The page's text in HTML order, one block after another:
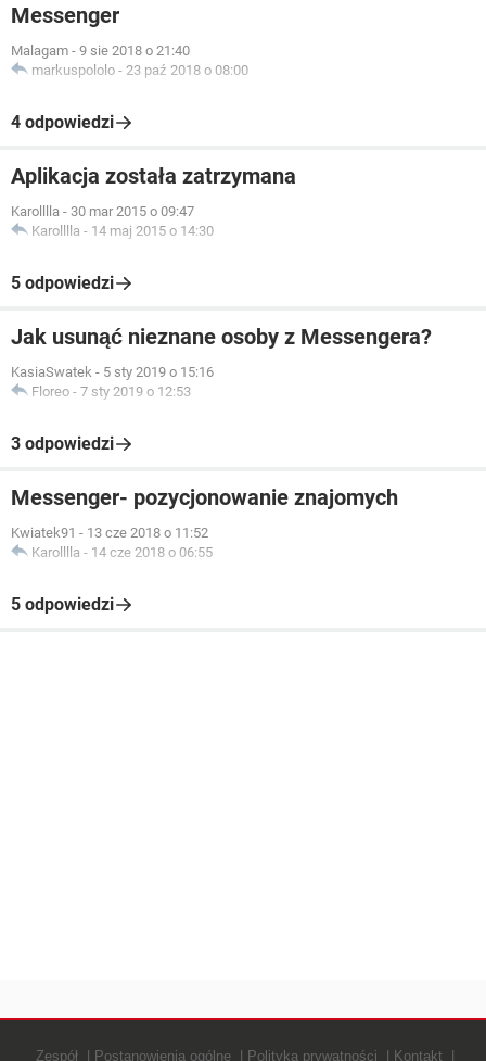
Messenger
Malagam - 9 sie 2018 o 21:40
markuspololo - 23 paź 2018 o 08:00
4 odpowiedzi
Aplikacja została zatrzymana
Karolllla - 30 mar 2015 o 09:47
Karolllla - 14 maj 2015 o 14:30
5 odpowiedzi
Jak usunąć nieznane osoby z Messengera?
KasiaSwatek - 5 sty 2019 o 15:16
Floreo - 7 sty 2019 o 12:53
3 odpowiedzi
Messenger- pozycjonowanie znajomych
Kwiatek91 - 13 cze 2018 o 11:52
Karolllla - 14 cze 2018 o 06:55
5 odpowiedzi
Zespół Postanowienia ogólne Polityką prywatności Kontakt